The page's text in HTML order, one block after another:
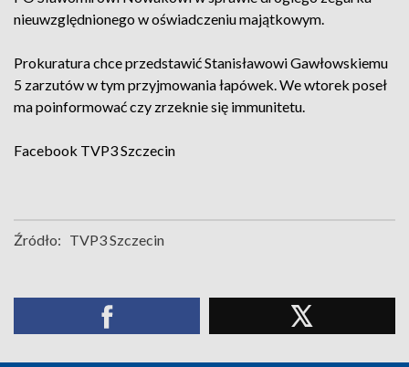
nieuwzględnionego w oświadczeniu majątkowym.
Prokuratura chce przedstawić Stanisławowi Gawłowskiemu
5 zarzutów w tym przyjmowania łapówek. We wtorek poseł
ma poinformować czy zrzeknie się immunitetu.
Facebook TVP3 Szczecin
Źródło: TVP3 Szczecin